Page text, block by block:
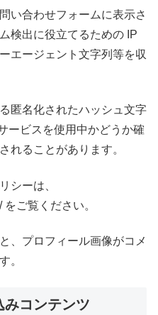
い合わせフォームに表示さ
検出に役立てるための IP
エージェント文字列等を収
匿名化されたハッシュ文字
ービスを使用中かどうか確
れることがあります。
シーは、
ご覧ください。
、プロフィール画像がコメ
。
コンテンツ